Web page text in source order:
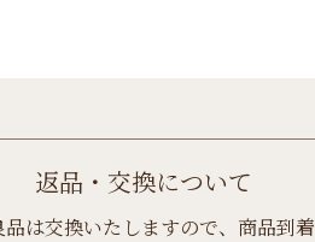
返品・交換について
品は交換いたしますので、商品到着